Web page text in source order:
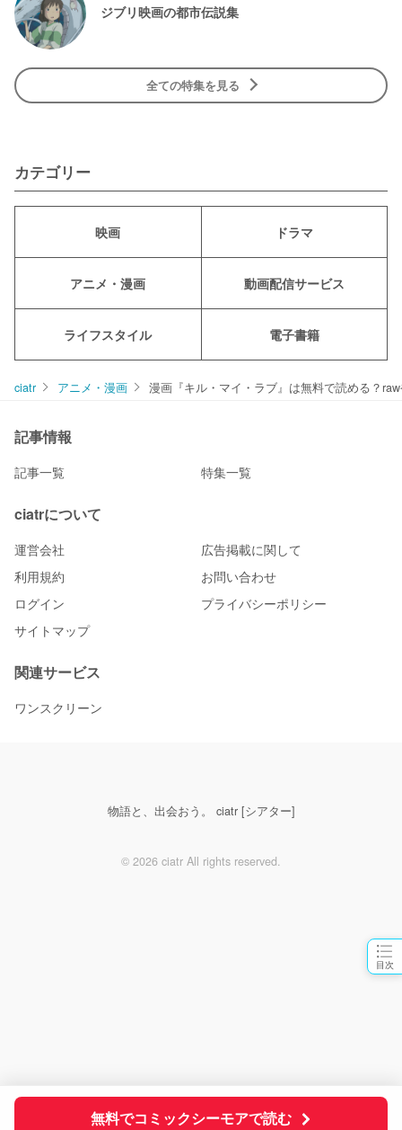
目次
無料でコミックシーモアで読む
ジブリ映画の都市伝説集
全ての特集を見る
カテゴリー
映画 ドラマ
アニメ・漫画 動画配信サービス
ライフスタイル 電子書籍
ciatr アニメ・漫画 漫画『キル・マイ・ラブ』は無料で読める？
記事情報
記事一覧 特集一覧
ciatrについて
運営会社
広告掲載に関して
利用規約
お問い合わせ
ログイン
プライバシーポリシー
サイトマップ
関連サービス
ワンスクリーン
物語と、出会おう。 ciatr [シアター]
© 2026 ciatr All rights reserved.